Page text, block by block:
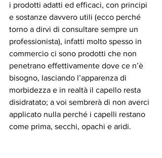
i prodotti adatti ed efficaci, con principi
e sostanze davvero utili (ecco perché
torno a dirvi di consultare sempre un
professionista), infatti molto spesso in
commercio ci sono prodotti che non
penetrano effettivamente dove ce n’è
bisogno, lasciando l’apparenza di
morbidezza e in realtà il capello resta
disidratato; a voi sembrerà di non averci
applicato nulla perché i capelli restano
come prima, secchi, opachi e aridi.